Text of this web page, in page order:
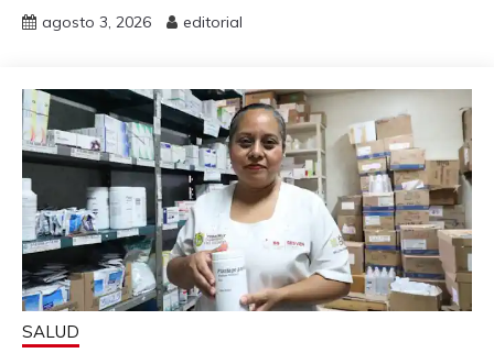
agosto 3, 2026 editorial
SALUD